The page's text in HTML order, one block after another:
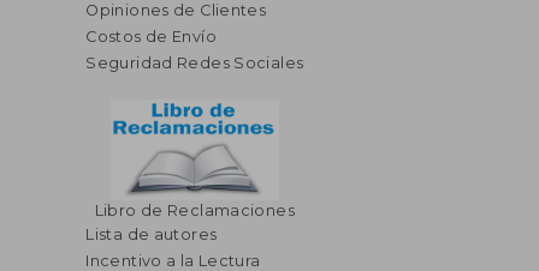
40%
dcto.
$ 69.36
$ 41.62
Opiniones de Clientes
Costos de Envío
Seguridad Redes Sociales
Libro de Reclamaciones
Lista de autores
Incentivo a la Lectura